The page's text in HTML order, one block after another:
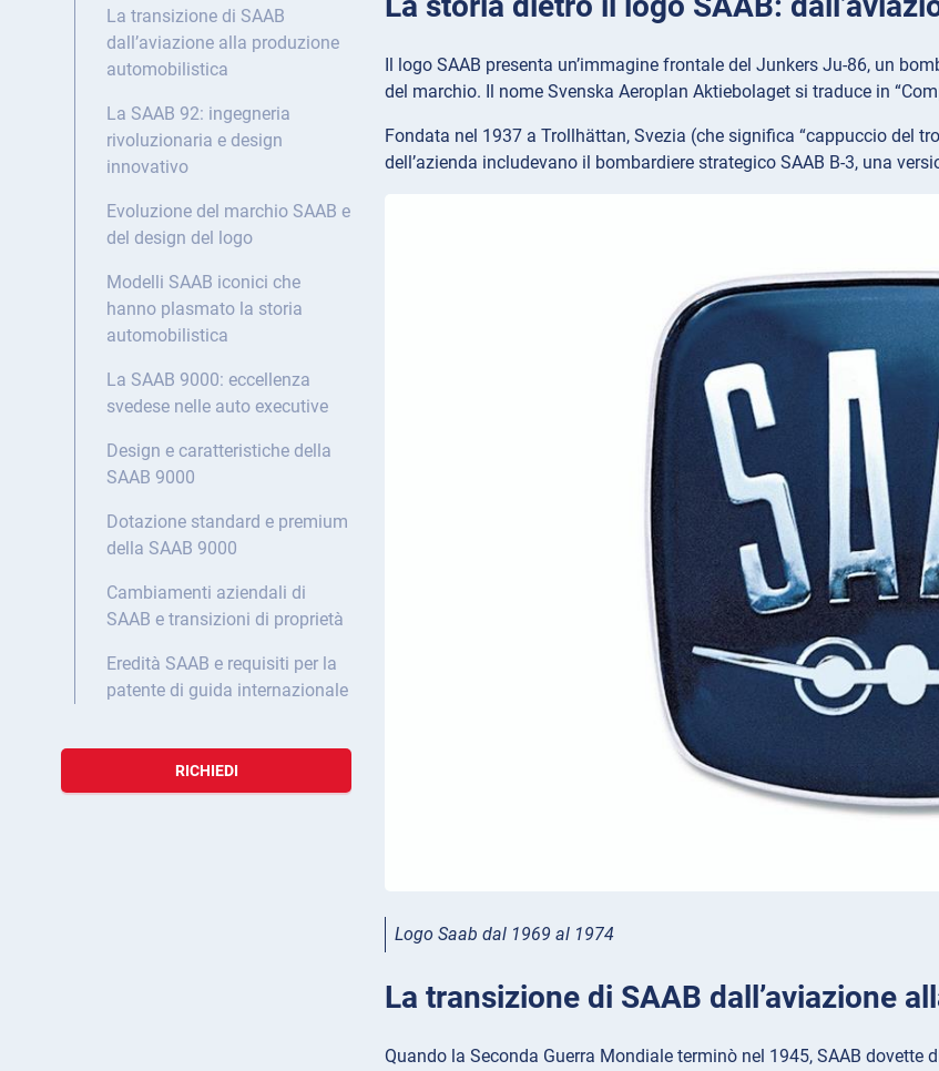
La transizione di SAAB
dall’aviazione alla produzione
automobilistica
La SAAB 92: ingegneria
rivoluzionaria e design
innovativo
Evoluzione del marchio SAAB e
del design del logo
Modelli SAAB iconici che
hanno plasmato la storia
automobilistica
La SAAB 9000: eccellenza
svedese nelle auto executive
Design e caratteristiche della
SAAB 9000
Dotazione standard e premium
della SAAB 9000
Cambiamenti aziendali di
SAAB e transizioni di proprietà
Eredità SAAB e requisiti per la
patente di guida internazionale
RICHIEDI
Il logo SAAB presenta un’immagine frontale del Junkers Ju-86, un
del marchio. Il nome Svenska Aeroplan Aktiebolaget si traduce in
Fondata nel 1937 a Trollhättan, Svezia (che significa “cappuccio del
dell’azienda includevano il bombardiere strategico SAAB B-3, una
Logo Saab dal 1969 al 1974
La transizione di SAAB dall’aviazione
Quando la Seconda Guerra Mondiale terminò nel 1945, SAAB